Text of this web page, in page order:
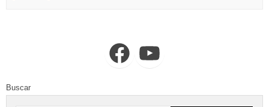
FacebookYouTube
Buscar